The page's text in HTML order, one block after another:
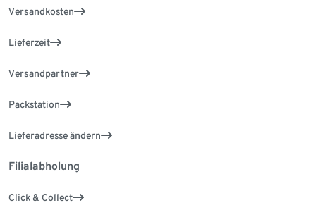
Versandkosten
Lieferzeit
Versandpartner
Packstation
Lieferadresse ändern
Filialabholung
Click & Collect